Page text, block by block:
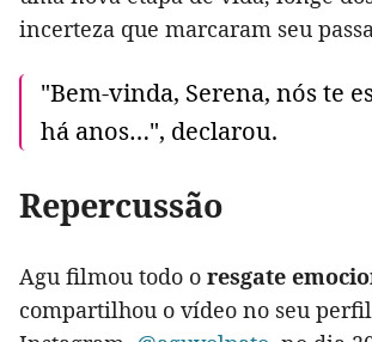
incerteza que marcaram seu
"Bem-vinda, Serena, nós te
há anos…", declarou.
Repercussão
Agu filmou todo o resgate
compartilhou o vídeo no seu